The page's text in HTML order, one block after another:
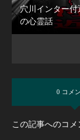
穴川インター付
の心霊話
0 コメ
この記事へのコメ